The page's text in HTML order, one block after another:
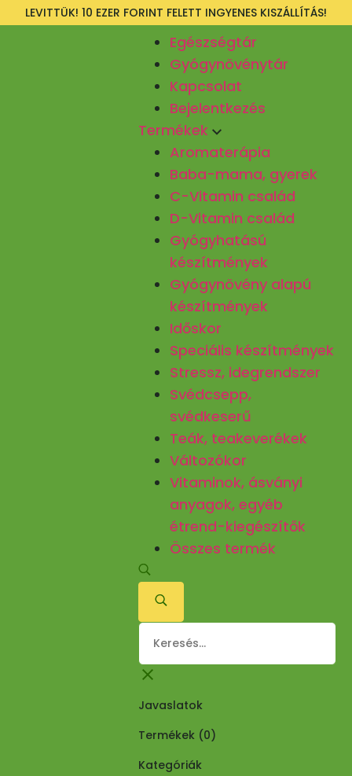
LEVITTÜK! 10 EZER FORINT FELETT INGYENES KISZÁLLÍTÁS!
Egészségtár
Gyógynövénytár
Kapcsolat
Bejelentkezés
Termékek
Aromaterápia
Baba-mama, gyerek
C-Vitamin család
D-Vitamin család
Gyógyhatású
készítmények
Gyógynövény alapú
készítmények
Időskor
Speciális készítmények
Stressz, idegrendszer
Svédcsepp,
svédkeserű
Teák, teakeverékek
Változókor
Vitaminok, ásványi
anyagok, egyéb
étrend-kiegészítők
Összes termék
Javaslatok
Termékek (0)
Kategóriák